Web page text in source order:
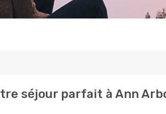
séjour parfait à Ann